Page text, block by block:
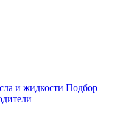
и жидкости Подбор